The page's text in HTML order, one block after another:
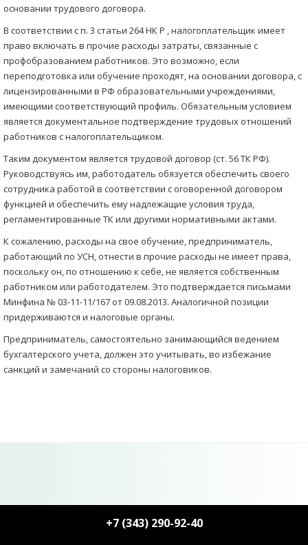
основании трудового договора.
В соответствии с п. 3 статьи 264 НК Р , налогоплательщик имеет
право включать в прочие расходы затраты, связанные с
профобразованием работников. Это возможно, если
переподготовка или обучение проходят, на основании договора, с
лицензированными в РФ образовательными учреждениями,
имеющими соответствующий профиль. Обязательным условием
является документальное подтверждение трудовых отношений
работников с налогоплательщиком.
Таким документом является трудовой договор (ст. 56 ТК РФ).
Руководствуясь им, работодатель обязуется обеспечить своего
сотрудника работой в соответствии с оговоренной договором
функцией и обеспечить ему надлежащие условия труда,
регламентированные ТК или другими нормативными актами.
К сожалению, расходы на свое обучение, предприниматель,
работающий по УСН, отнести в прочие расходы не имеет права,
поскольку он, по отношению к себе, не является собственным
работником или работодателем. Это подтверждается письмами
Минфина № 03-11-11/167 от 09.08.2013. Аналогичной позиции
придерживаются и налоговые органы.
Предприниматель, самостоятельно занимающийся ведением
бухгалтерского учета, должен это учитывать, во избежание
санкций и замечаний со стороны налоговиков.
+7 (343) 290-92-40